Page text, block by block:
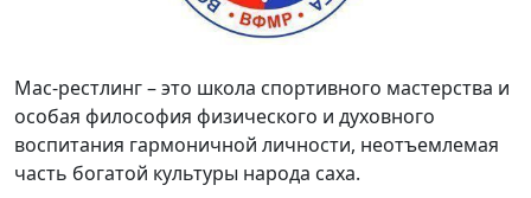
Мас-рестлинг – это школа спортивного мастерства и
особая философия физического и духовного
воспитания гармоничной личности, неотъемлемая
часть богатой культуры народа саха.